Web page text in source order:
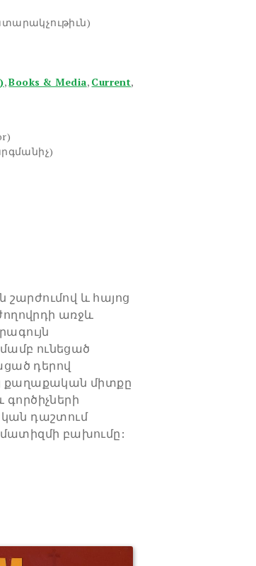
,Books & Media, Current,
շարժումով և հայոց
առջև
ունեցած
դերով
քաղաքական միտքը
գործիչների
դաշտում
բախումը: